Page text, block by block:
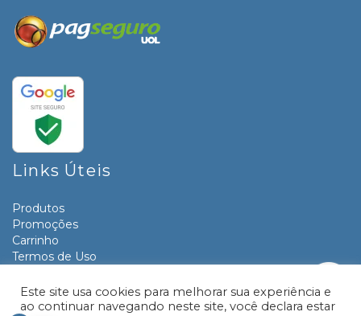
Links Úteis
Produtos
Promoções
Carrinho
Termos de Uso
Contato
Este site usa cookies para melhorar sua experiência e
ao continuar navegando neste site, você declara estar